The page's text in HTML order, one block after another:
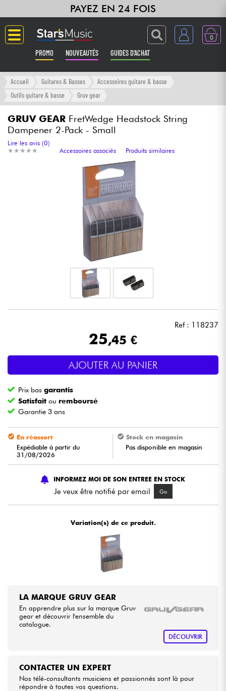
PAYEZ EN 24 FOIS
0
PROMO NOUVEAUTÉS GUIDES D'ACHAT
Langue
Amplis & Effets
Synthés & Sampleurs
Batteries & Percu
Vents
Eveil Musical
Câbles & Access.
HiFi
Voir nos marques
Accueil Guitares & Basses
Accessoires guitare & basse
Outils guitare & basse
Gruv gear
GRUV GEAR FretWedge Headstock String
Dampener 2-Pack - Small
★ ★ ★ ★ ★
★ ★ ★ ★ ★
Lire les avis (0)
Accessoires associés
Produits similaires
Ref : 118237
25,45 €
AJOUTER AU PANIER
Prix basgarantis
Satisfait ou remboursé
Garantie 3 ans
En réassort
Expédiable à partir du
31/08/2026
Stock en magasin
Pas disponible en magasin
INFORMEZ MOI DE SON ENTREE EN STOCK
Je veux être notifié par email Go
Variation(s) de ce produit.
LA MARQUE GRUV GEAR
En apprendre plus sur la marque Gruv
gear et découvrir l'ensemble du
catalogue.
DÉCOUVRIR
CONTACTER UN EXPERT
Nos télé-consultants musiciens et passionnés sont là pour
répondre à toutes vos questions.